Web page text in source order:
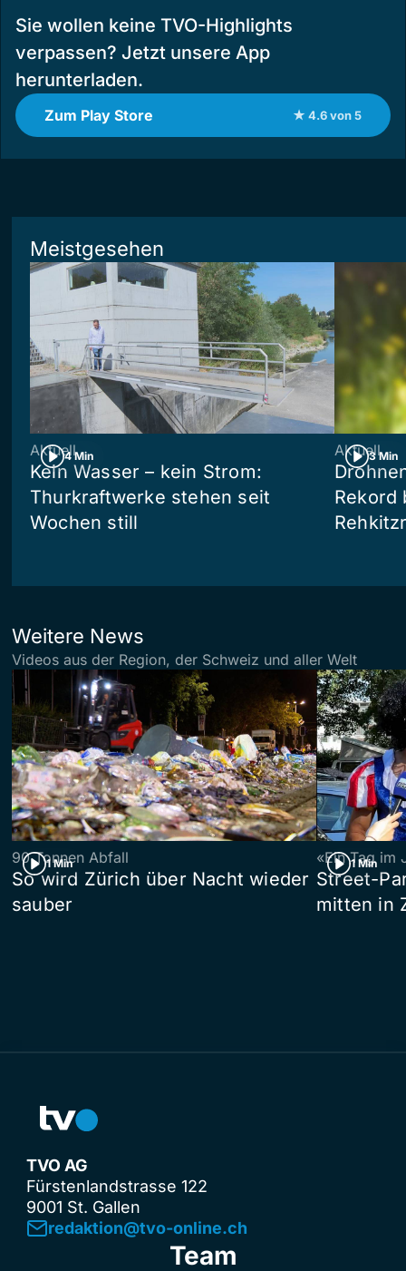
Sie wollen keine TVO-Highlights
verpassen? Jetzt unsere App
herunterladen.
Zum Play Store ★ 4.6 von 5
Meistgesehen
4 Min
Aktuell
Kein Wasser – kein Strom:
Thurkraftwerke stehen seit
Wochen still
3 Min
Aktuell
Rekord
Weitere News
Videos aus der Region, der Schweiz und aller Welt
1 Min
90 Tonnen Abfall
So wird Zürich über Nacht wieder
sauber
1 Min
«Ein Tag im
Street-
mitten in
TVO AG
Fürstenlandstrasse 122
9001 St. Gallen
redaktion@tvo-online.ch
Team